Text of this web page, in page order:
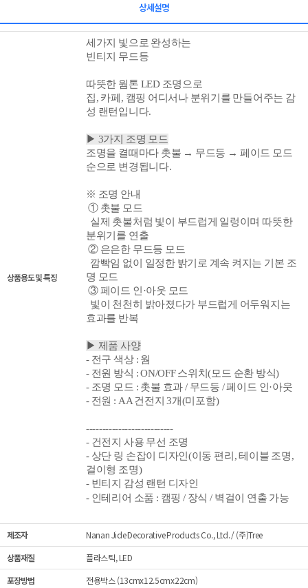
상세설명
상품용도 및 특징
세가지 빛으로 완성하는
빈티지 무드등
따뜻한 웜톤 LED 조명으로
집, 카페, 캠핑 어디서나 분위기를 만들어주는 감
성 랜턴입니다.
▶ 3가지 조명 모드
조명을 켤때 마다촛불 → 무드등 → 페이드 모드
순으로 변경됩니다.
※ 조명 안내
① 촛불 모드
실제 촛불처럼 빛이 부드럽게 일렁이며 따뜻한
분위기를 연출
② 은은한 무드등 모드
깜빡임 없이 일정한 밝기로 계속 켜지는 기본 조
명 모드
③ 페이드 인·아웃 모드
빛이 천천히 밝아졌다가 부드럽게 어두워지는
효과를 반복
▶ 제품 사양
- 전구 색상 : 웜
- 전원 방식 : ON/OFF 스위치(모드 순환 방식)
- 조명 모드 : 촛불 효과 / 무드등 / 페이드 인·아웃
-전원 : AA 건전지 3개(미포함)
---------------------------
- 건전지 사용 무선 조명
- 상단 링 손잡이 디자인(이동 편리, 테이블 조명,
걸이형 조명)
- 빈티지 감성 랜턴 디자인
- 인테리어 소품 : 캠핑 / 장식 / 벽걸이 연출 가능
제조자
Nanan Jide Decorative Products Co., Ltd. / (주)Tree
상품재질
플라스틱, LED
포장방법
전용박스 (13cmx12.5cmx22cm)